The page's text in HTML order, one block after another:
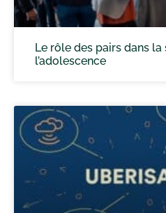
Le rôle des pairs dans
l’adolescence